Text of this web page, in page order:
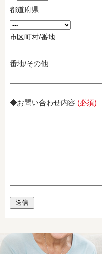
都道府県
市区町村/番地
番地/その他
◆お問い合わせ内容 (必須)